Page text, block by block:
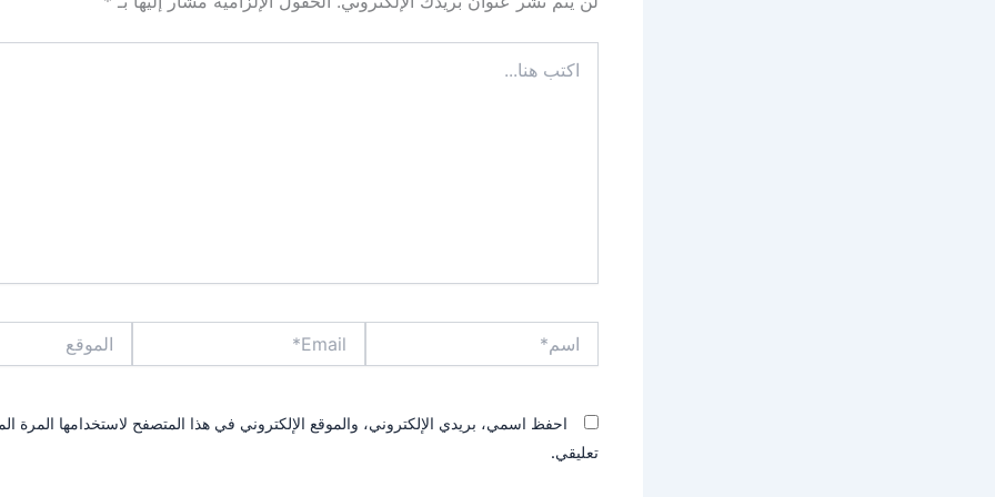
هنا...
احفظ اسمي، بريدي الإلكتروني، والموقع الإلكتروني في هذا المتصفح لاستخدامها المرة
تعليقي.